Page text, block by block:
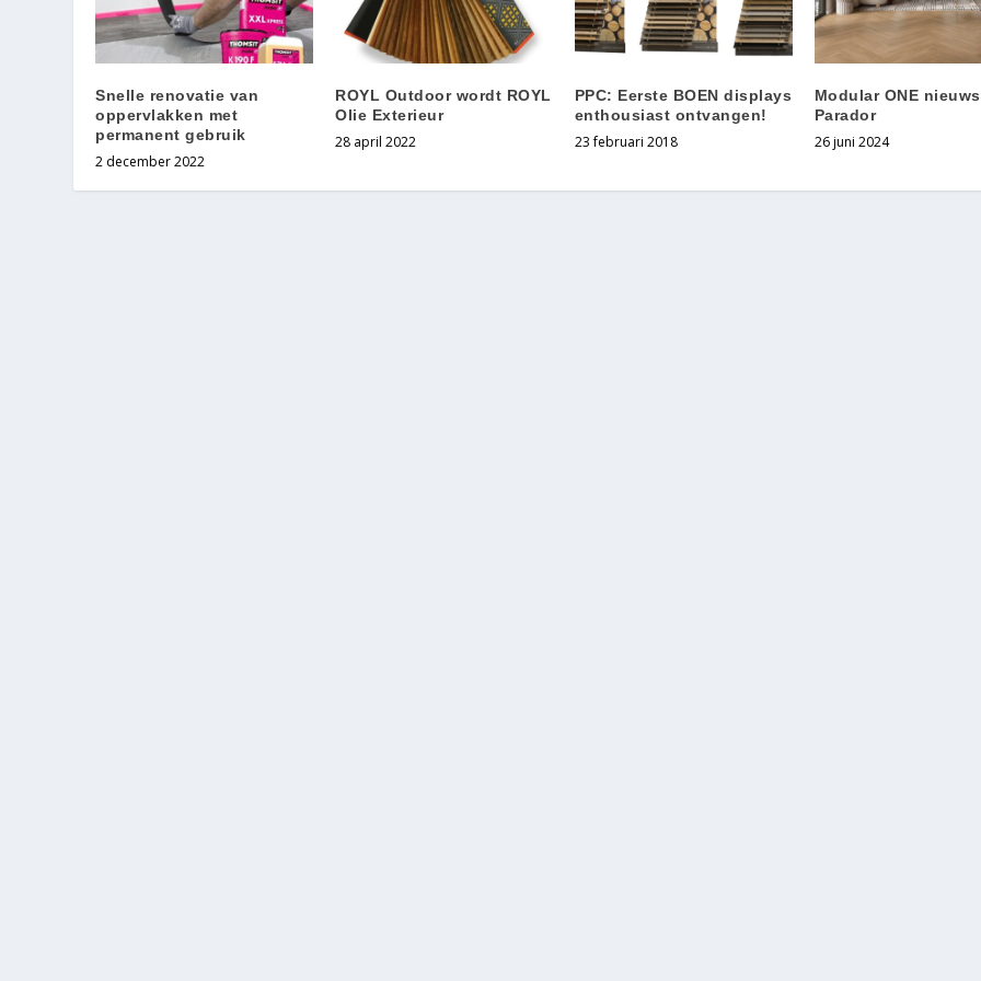
Snelle renovatie van
oppervlakken met
permanent gebruik
2 december 2022
ROYL Outdoor wordt ROYL
Olie Exterieur
28 april 2022
PPC: Eerste BOEN displays
enthousiast ontvangen!
23 februari 2018
Modular ONE
Parador
26 juni 2024